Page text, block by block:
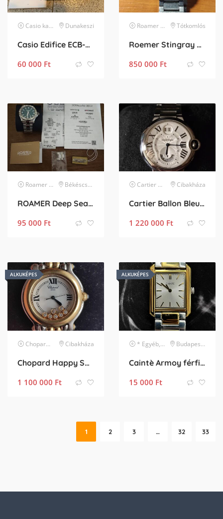
Casio karóra Dunakeszi
Casio Edifice ECB-950DB
60 000 Ft
Roamer karóraTótkomlós
Roemer Stingray 734-9120900
850 000 Ft
Roamer karóraBékéscsaba
ROAMER Deep Sea 200 860833 41 75 71
95 000 Ft
Cartier karóra Cibakháza
Cartier Ballon Bleu GMT Big date
1 220 000 Ft
ALKUKÉPES
Chopard karóraCibakháza
Chopard Happy Sport
1 100 000 Ft
ALKUKÉPES
* Egyéb, listában nem szereplő márka Budapest XI. kerület
Caintè Armoy férfi karóra
15 000 Ft
1 2 3 … 32 33